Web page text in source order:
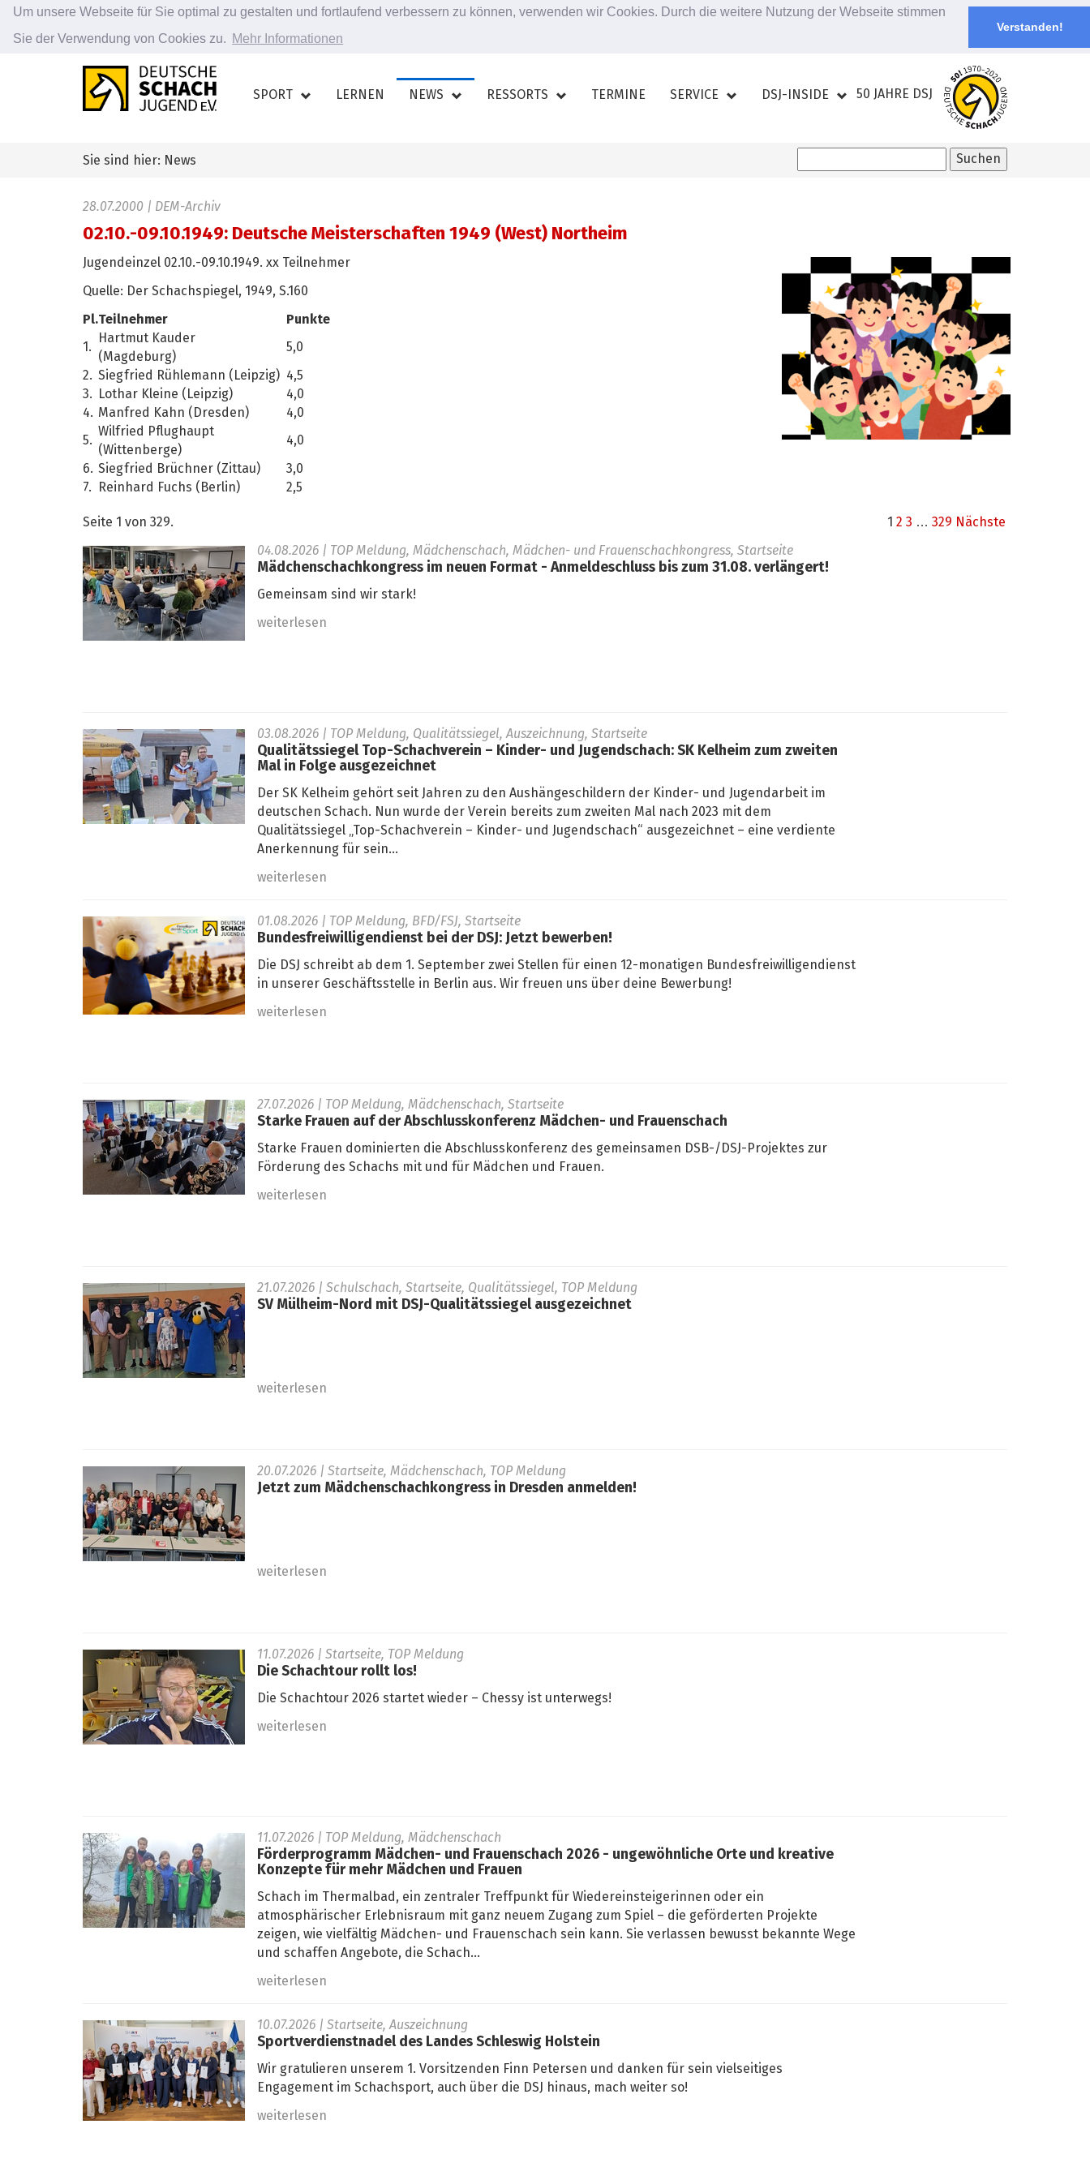
Um unsere Webseite für Sie optimal zu gestalten und fortlaufend verbessern zu können, verwenden wir Cookies. Durch die weitere Nutzung der Webseite stimmen
Sie der Verwendung von Cookies zu. Mehr Informationen
Verstanden!
SPORT LERNEN NEWS RESSORTS TERMINE SERVICE DSJ-INSIDE 50 JAHRE DSJ
Sie sind hier: News
28.07.2000 | DEM-Archiv
02.10.-09.10.1949: Deutsche Meisterschaften 1949 (West) Northeim
Jugendeinzel 02.10.-09.10.1949. xx Teilnehmer
Quelle: Der Schachspiegel, 1949, S.160
Pl.Teilnehmer Punkte
1.
Hartmut Kauder
(Magdeburg)
5,0
2. Siegfried Rühlemann (Leipzig) 4,5
3.
Lothar Kleine (Leipzig)
4,0
4. Manfred Kahn (Dresden) 4,0
5.
Wilfried Pflughaupt
(Wittenberge)
4,0
6. Siegfried Brüchner (Zittau)
3,0
7.
Reinhard Fuchs (Berlin) 2,5
Seite 1 von 329. 1 2 3 … 329 Nächste
04.08.2026 | TOP Meldung, Mädchenschach, Mädchen- und Frauenschachkongress, Startseite
Mädchenschachkongress im neuen Format - Anmeldeschluss bis zum 31.08. verlängert!
Gemeinsam sind wir stark!
weiterlesen
03.08.2026 | TOP Meldung, Qualitätssiegel, Auszeichnung, Startseite
Qualitätssiegel Top-Schachverein – Kinder- und Jugendschach: SK Kelheim zum zweiten
Mal in Folge ausgezeichnet
Der SK Kelheim gehört seit Jahren zu den Aushängeschildern der Kinder- und Jugendarbeit im
deutschen Schach. Nun wurde der Verein bereits zum zweiten Mal nach 2023 mit dem
Qualitätssiegel „Top-Schachverein – Kinder- und Jugendschach“ ausgezeichnet – eine verdiente
Anerkennung für sein...
weiterlesen
01.08.2026 | TOP Meldung, BFD/FSJ, Startseite
Bundesfreiwilligendienst bei der DSJ: Jetzt bewerben!
Die DSJ schreibt ab dem 1. September zwei Stellen für einen 12-monatigen Bundesfreiwilligendienst
in unserer Geschäftsstelle in Berlin aus. Wir freuen uns über deine Bewerbung!
weiterlesen
27.07.2026 | TOP Meldung, Mädchenschach, Startseite
Starke Frauen auf der Abschlusskonferenz Mädchen- und Frauenschach
Starke Frauen dominierten die Abschlusskonferenz des gemeinsamen DSB-/DSJ-Projektes zur
Förderung des Schachs mit und für Mädchen und Frauen.
weiterlesen
21.07.2026 | Schulschach, Startseite, Qualitätssiegel, TOP Meldung
SV Mülheim-Nord mit DSJ-Qualitätssiegel ausgezeichnet
weiterlesen
20.07.2026 | Startseite, Mädchenschach, TOP Meldung
Jetzt zum Mädchenschachkongress in Dresden anmelden!
weiterlesen
11.07.2026 | Startseite, TOP Meldung
Die Schachtour rollt los!
Die Schachtour 2026 startet wieder – Chessy ist unterwegs!
weiterlesen
11.07.2026 | TOP Meldung, Mädchenschach
Förderprogramm Mädchen- und Frauenschach 2026 - ungewöhnliche Orte und kreative
Konzepte für mehr Mädchen und Frauen
Schach im Thermalbad, ein zentraler Treffpunkt für Wiedereinsteigerinnen oder ein
atmosphärischer Erlebnisraum mit ganz neuem Zugang zum Spiel – die geförderten Projekte
zeigen, wie vielfältig Mädchen- und Frauenschach sein kann. Sie verlassen bewusst bekannte Wege
und schaffen Angebote, die Schach...
weiterlesen
10.07.2026 | Startseite, Auszeichnung
Sportverdienstnadel des Landes Schleswig Holstein
Wir gratulieren unserem 1. Vorsitzenden Finn Petersen und danken für sein vielseitiges
Engagement im Schachsport, auch über die DSJ hinaus, mach weiter so!
weiterlesen